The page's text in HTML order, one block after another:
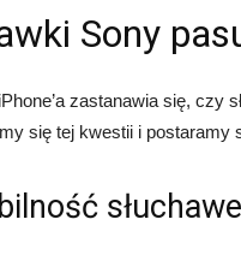
Sony
zastanawia się, czy
się tej kwestii i postaramy